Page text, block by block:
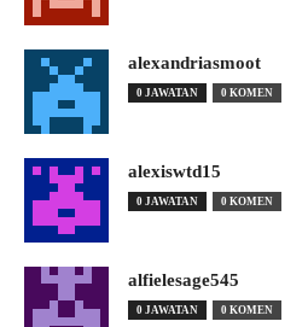
alexandriasmoot
0 JAWATAN 0 KOMEN
alexiswtd15
0 JAWATAN 0 KOMEN
alfielesage545
0 JAWATAN 0 KOMEN